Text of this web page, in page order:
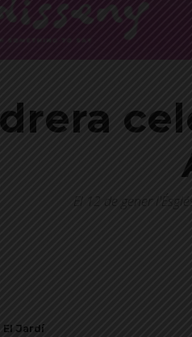
El 12 de gener
El Jardí